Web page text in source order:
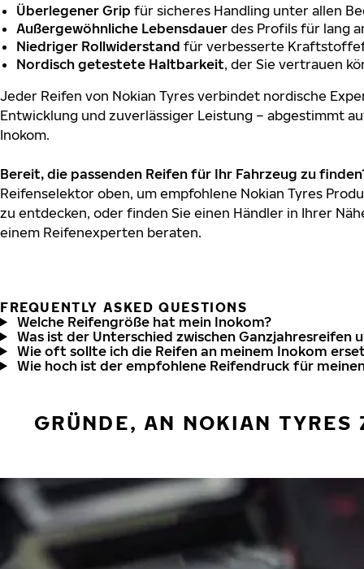
Überlegener Grip für sicheres Handling unter allen
Außergewöhnliche Lebensdauer des Profils für lang
Niedriger Rollwiderstand für verbesserte
Nordisch getestete Haltbarkeit, der Sie vertrauen
Jeder Reifen von Nokian Tyres verbindet nordische
Entwicklung und zuverlässiger Leistung – abgestimmt
Inokom.
Bereit, die passenden Reifen für Ihr Fahrzeug zu
Reifenselektor oben, um empfohlene Nokian Tyres
zu entdecken, oder finden Sie einen Händler in Ihrer
einem Reifenexperten beraten.
FREQUENTLY ASKED QUESTIONS
Welche Reifengröße hat mein Inokom?
Was ist der Unterschied zwischen Ganzjahresreifen
Wie oft sollte ich die Reifen an meinem Inokom
Wie hoch ist der empfohlene Reifendruck für
GRÜNDE, AN NOKIAN TYRES